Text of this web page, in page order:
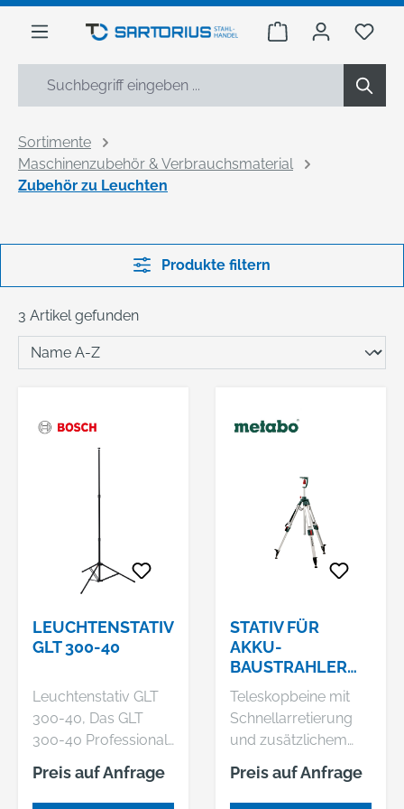
springen
Warenkorb Du
Sortimente
Maschinenzubehör & Verbrauchsmaterial
Zubehör zu Leuchten
Produkte filtern
3 Artikel gefunden
LEUCHTENSTATIV
GLT 300-40
Leuchtenstativ GLT
300-40, Das GLT
300-40 Professional
sorgt für eine
bessere
Beleuchtung des
Preis auf Anfrage
STATIV FÜR
AKKU-
BAUSTRAHLER
(623729000)
Teleskopbeine mit
Schnellarretierung
und zusätzlichem
zentralen
Teleskopauszug
Sicherer Stand durch
Preis auf Anfrage